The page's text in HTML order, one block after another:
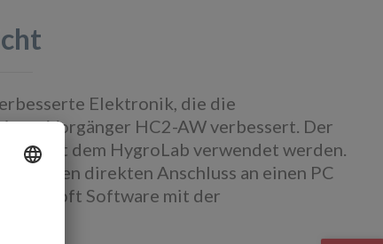
Elektronik, die die
Vorgänger HC2-AW verbessert. Der
mit dem HygroLab verwendet werden.
für den direkten Anschluss an einen PC
Software mit der